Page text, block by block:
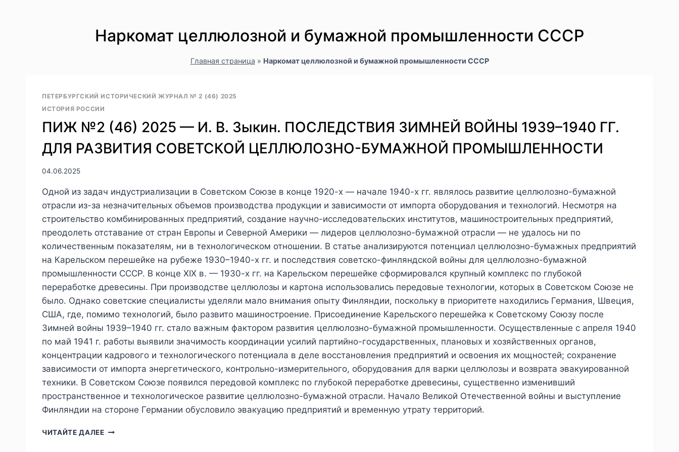
Наркомат целлюлозной и бумажной промышленности СССР
Главная страница » Наркомат целлюлозной и бумажной промышленности СССР
ПЕТЕРБУРГСКИЙ ИСТОРИЧЕСКИЙ ЖУРНАЛ № 2 (46) 2025
ИСТОРИЯ РОССИИ
ПИЖ №2 (46) 2025 — И. В. Зыкин. ПОСЛЕДСТВИЯ ЗИМНЕЙ ВОЙНЫ 1939–1940 ГГ.
ДЛЯ РАЗВИТИЯ СОВЕТСКОЙ ЦЕЛЛЮЛОЗНО-БУМАЖНОЙ ПРОМЫШЛЕННОСТИ
04.06.2025
Одной из задач индустриализации в Советском Союзе в конце 1920-х — начале 1940-х гг. являлось развитие целлюлозно-бумажной
отрасли из-за незначительных объемов производства продукции и зависимости от импорта оборудования и технологий. Несмотря на
строительство комбинированных предприятий, создание научно-исследовательских институтов, машиностроительных предприятий,
преодолеть отставание от стран Европы и Северной Америки — лидеров целлюлозно-бумажной отрасли — не удалось ни по
количественным показателям, ни в технологическом отношении. В статье анализируются потенциал целлюлозно-бумажных предприятий
на Карельском перешейке на рубеже 1930–1940-х гг. и последствия советско-финляндской войны для целлюлозно-бумажной
промышленности СССР. В конце XIX в. — 1930-х гг. на Карельском перешейке сформировался крупный комплекс по глубокой
переработке древесины. При производстве целлюлозы и картона использовались передовые технологии, которых в Советском Союзе не
было. Однако советские специалисты уделяли мало внимания опыту Финляндии, поскольку в приоритете находились Германия, Швеция,
США, где, помимо технологий, было развито машиностроение. Присоединение Карельского перешейка к Советскому Союзу после
Зимней войны 1939–1940 гг. стало важным фактором развития целлюлозно-бумажной промышленности. Осуществленные с апреля 1940
по май 1941 г. работы выявили значимость координации усилий партийно-государственных, плановых и хозяйственных органов,
концентрации кадрового и технологического потенциала в деле восстановления предприятий и освоения их мощностей; сохранение
зависимости от импорта энергетического, контрольно-измерительного, оборудования для варки целлюлозы и возврата эвакуированной
техники. В Советском Союзе появился передовой комплекс по глубокой переработке древесины, существенно изменивший
пространственное и технологическое развитие целлюлозно-бумажной отрасли. Начало Великой Отечественной войны и выступление
Финляндии на стороне Германии обусловило эвакуацию предприятий и временную утрату территорий.
ЧИТАЙТЕ ДАЛЕЕПИЖ